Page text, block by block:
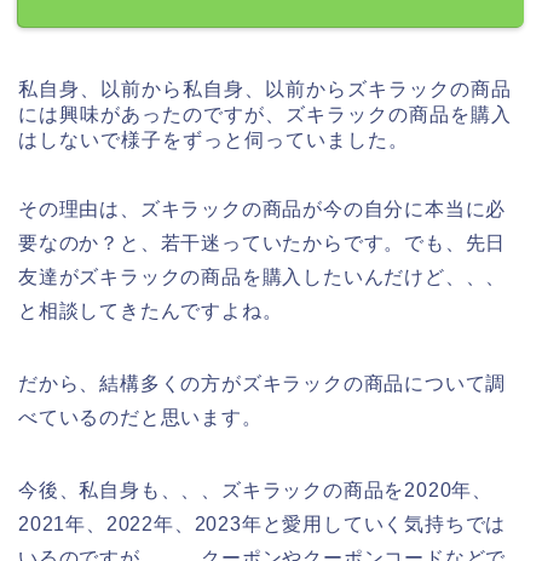
私自身、以前から私自身、以前からズキラックの商品
には興味があったのですが、ズキラックの商品を購入
はしないで様子をずっと伺っていました。
その理由は、ズキラックの商品が今の自分に本当に必
要なのか？と、若干迷っていたからです。でも、先日
友達がズキラックの商品を購入したいんだけど、、、
と相談してきたんですよね。
だから、結構多くの方がズキラックの商品について調
べているのだと思います。
今後、私自身も、、、ズキラックの商品を2020年、
2021年、2022年、2023年と愛用していく気持ちでは